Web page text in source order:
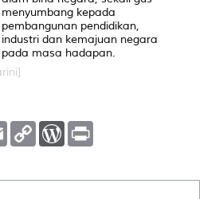
menyumbang kepada
pembangunan pendidikan,
industri dan kemajuan negara
pada masa hadapan.
E
m
l
C
L
W
P
t